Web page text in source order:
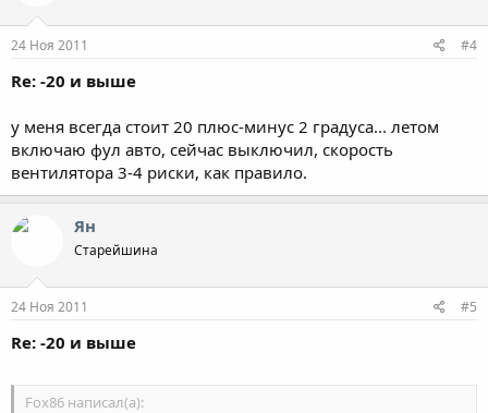
24 Ноя 2011 #4
Re: -20 и выше
у меня всегда стоит 20 плюс-минус 2 градуса... летом
включаю фул авто, сейчас выключил, скорость
вентилятора 3-4 риски, как правило.
Ян
Старейшина
24 Ноя 2011 #5
Re: -20 и выше
Fox86 написал(а):